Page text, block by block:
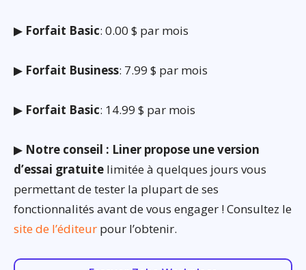
▶ Forfait Basic: 0.00 $ par mois
▶ Forfait Business: 7.99 $ par mois
▶ Forfait Basic: 14.99 $ par mois
▶ Notre conseil : Liner propose une version
d’essai gratuite limitée à quelques jours vous
permettant de tester la plupart de ses
fonctionnalités avant de vous engager ! Consultez le
site de l’éditeur pour l’obtenir.